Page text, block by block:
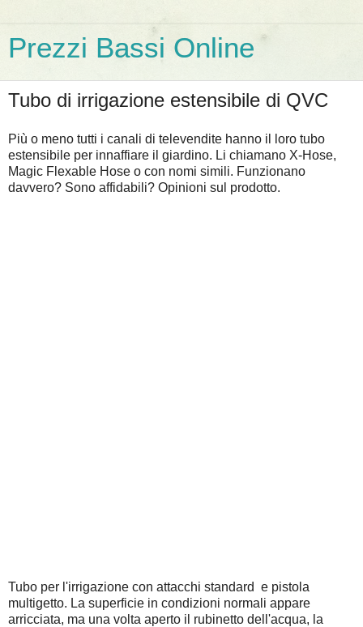
Prezzi Bassi Online
Tubo di irrigazione estensibile di QVC
Più o meno tutti i canali di televendite hanno il loro tubo
estensibile per innaffiare il giardino. Li chiamano X-Hose,
Magic Flexable Hose o con nomi simili. Funzionano
davvero? Sono affidabili? Opinioni sul prodotto.
Tubo per l'irrigazione con attacchi standard e pistola
multigetto. La superficie in condizioni normali appare
arricciata, ma una volta aperto il rubinetto dell'acqua, la